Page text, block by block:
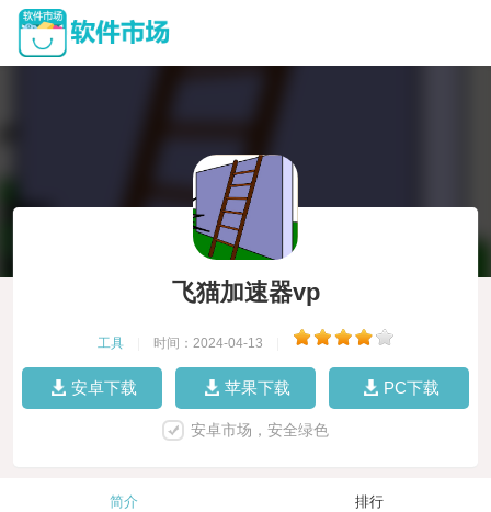
飞猫加速器vp
工具 时间：2024-04-13
安卓下载 苹果下载 PC下载
安卓市场，安全绿色
简介 排行